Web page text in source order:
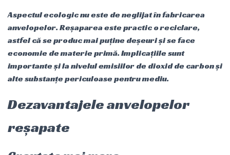
Aspectul ecologic nu este de neglijat în fabricarea
anvelopelor. Reșaparea este practic o reciclare,
astfel că se produc mai puține deșeuri și se face
economie de materie primă. Implicațiile sunt
importante și la nivelul emisiilor de dioxid de carbon și
alte substanțe periculoase pentru mediu.
Dezavantajele anvelopelor
reșapate